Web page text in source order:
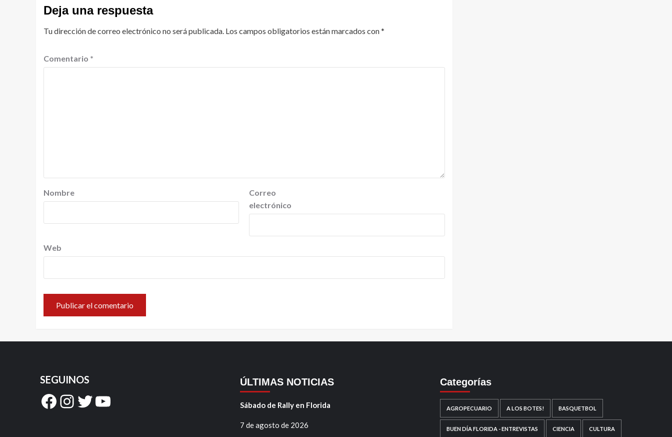
Deja una respuesta
Tu dirección de correo electrónico no será publicada. Los campos obligatorios están marcados con*
Comentario *
Nombre
Correo
electrónico
Web
SEGUINOS
Facebook
Instagram
Twitter
YouTube
ÚLTIMAS NOTICIAS
Sábado de Rally en Florida
7 de agosto de 2026
Categorías
AGROPECUARIO A LOS BOTES! BASQUETBOL
BUEN DÍA FLORIDA - ENTREVISTAS CIENCIA CULTURA